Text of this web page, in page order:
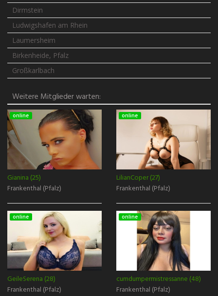
Dirmstein
Ludwigshafen am Rhein
Laumersheim
Birkenheide, Pfalz
Großkarlbach
Weitere Mitglieder warten:
online
Gianina (25)
Frankenthal (Pfalz)
online
LilianCoper (27)
Frankenthal (Pfalz)
online
GeileSerena (28)
Frankenthal (Pfalz)
online
cumdumpermistressanne (48)
Frankenthal (Pfalz)